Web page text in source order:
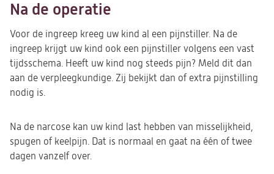
Na de operatie
Voor de ingreep kreeg uw kind al een pijnstiller. Na de
ingreep krijgt uw kind ook een pijnstiller volgens een vast
tijdsschema. Heeft uw kind nog steeds pijn? Meld dit dan
aan de verpleegkundige. Zij bekijkt dan of extra pijnstilling
nodig is.
Na de narcose kan uw kind last hebben van misselijkheid,
spugen of keelpijn. Dat is normaal en gaat na één of twee
dagen vanzelf over.